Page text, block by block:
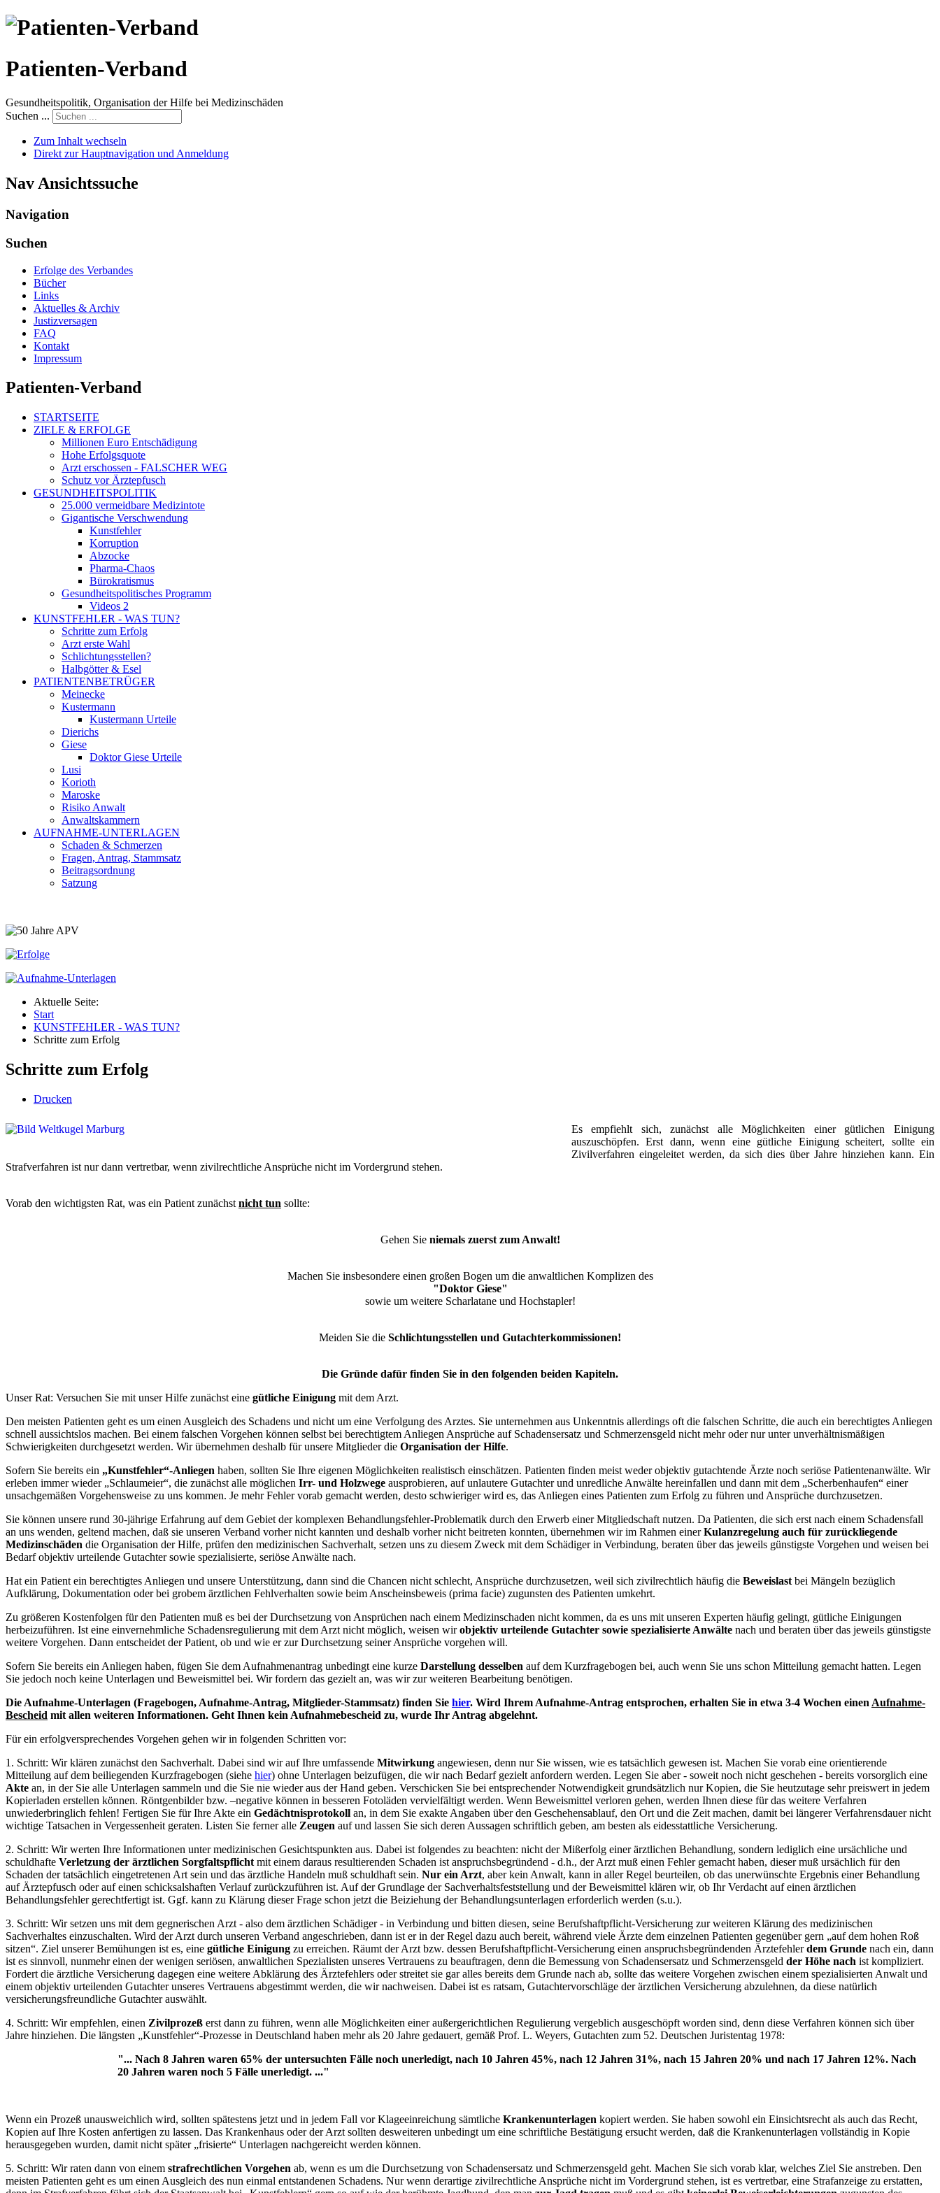
Patienten-Verband
Gesundheitspolitik, Organisation der Hilfe bei Medizinschäden
Suchen ...
Zum Inhalt wechseln
Direkt zur Hauptnavigation und Anmeldung
Nav Ansichtssuche
Navigation
Suchen
Erfolge des Verbandes
Bücher
Links
Aktuelles & Archiv
Justizversagen
FAQ
Kontakt
Impressum
Patienten-Verband
STARTSEITE
ZIELE & ERFOLGE
Millionen Euro Entschädigung
Hohe Erfolgsquote
Arzt erschossen - FALSCHER WEG
Schutz vor Ärztepfusch
GESUNDHEITSPOLITIK
25.000 vermeidbare Medizintote
Gigantische Verschwendung
Kunstfehler
Korruption
Abzocke
Pharma-Chaos
Bürokratismus
Gesundheitspolitisches Programm
Videos 2
KUNSTFEHLER - WAS TUN?
Schritte zum Erfolg
Arzt erste Wahl
Schlichtungsstellen?
Halbgötter & Esel
PATIENTENBETRÜGER
Meinecke
Kustermann
Kustermann Urteile
Dierichs
Giese
Doktor Giese Urteile
Lusi
Korioth
Maroske
Risiko Anwalt
Anwaltskammern
AUFNAHME-UNTERLAGEN
Schaden & Schmerzen
Fragen, Antrag, Stammsatz
Beitragsordnung
Satzung
Aktuelle Seite:
Start
KUNSTFEHLER - WAS TUN?
Schritte zum Erfolg
Schritte zum Erfolg
Drucken
Es empfiehlt sich, zunächst alle Möglichkeiten einer gütlichen Einigung
auszuschöpfen. Erst dann, wenn eine gütliche Einigung scheitert, sollte ein
Zivilverfahren eingeleitet werden, da sich dies über Jahre hinziehen kann. Ein
Strafverfahren ist nur dann vertretbar, wenn zivilrechtliche Ansprüche nicht im Vordergrund stehen.
Vorab den wichtigsten Rat, was ein Patient zunächst nicht tun sollte:
Gehen Sie niemals zuerst zum Anwalt!
Machen Sie insbesondere einen großen Bogen um die anwaltlichen Komplizen des
"Doktor Giese"
sowie um weitere Scharlatane und Hochstapler!
Meiden Sie die Schlichtungsstellen und Gutachterkommissionen!
Die Gründe dafür finden Sie in den folgenden beiden Kapiteln.
Unser Rat: Versuchen Sie mit unser Hilfe zunächst eine gütliche Einigung mit dem Arzt.
Den meisten Patienten geht es um einen Ausgleich des Schadens und nicht um eine Verfolgung des Arztes. Sie unternehmen aus Unkenntnis allerdings oft die falschen Schritte, die auch ein berechtigtes Anliegen
schnell aussichtslos machen. Bei einem falschen Vorgehen können selbst bei berechtigtem Anliegen Ansprüche auf Schadensersatz und Schmerzensgeld nicht mehr oder nur unter unverhältnismäßigen
Schwierigkeiten durchgesetzt werden. Wir übernehmen deshalb für unsere Mitglieder die Organisation der Hilfe.
Sofern Sie bereits ein „Kunstfehler“-Anliegen haben, sollten Sie Ihre eigenen Möglichkeiten realistisch einschätzen. Patienten finden meist weder objektiv gutachtende Ärzte noch seriöse Patientenanwälte. Wir
erleben immer wieder „Schlaumeier“, die zunächst alle möglichen Irr- und Holzwege ausprobieren, auf unlautere Gutachter und unredliche Anwälte hereinfallen und dann mit dem „Scherbenhaufen“ einer
unsachgemäßen Vorgehensweise zu uns kommen. Je mehr Fehler vorab gemacht werden, desto schwieriger wird es, das Anliegen eines Patienten zum Erfolg zu führen und Ansprüche durchzusetzen.
Sie können unsere rund 30-jährige Erfahrung auf dem Gebiet der komplexen Behandlungsfehler-Problematik durch den Erwerb einer Mitgliedschaft nutzen. Da Patienten, die sich erst nach einem Schadensfall
an uns wenden, geltend machen, daß sie unseren Verband vorher nicht kannten und deshalb vorher nicht beitreten konnten, übernehmen wir im Rahmen einerKulanzregelung auch für zurückliegende
Medizinschäden die Organisation der Hilfe, prüfen den medizinischen Sachverhalt, setzen uns zu diesem Zweck mit dem Schädiger in Verbindung, beraten über das jeweils günstigste Vorgehen und weisen bei
Bedarf objektiv urteilende Gutachter sowie spezialisierte, seriöse Anwälte nach.
Hat ein Patient ein berechtigtes Anliegen und unsere Unterstützung, dann sind die Chancen nicht schlecht, Ansprüche durchzusetzen, weil sich zivilrechtlich häufig die Beweislast bei Mängeln bezüglich
Aufklärung, Dokumentation oder bei grobem ärztlichen Fehlverhalten sowie beim Anscheinsbeweis (prima facie) zugunsten des Patienten umkehrt.
Zu größeren Kostenfolgen für den Patienten muß es bei der Durchsetzung von Ansprüchen nach einem Medizinschaden nicht kommen, da es uns mit unseren Experten häufig gelingt, gütliche Einigungen
herbeizuführen. Ist eine einvernehmliche Schadensregulierung mit dem Arzt nicht möglich, weisen wirobjektiv urteilende Gutachter sowie spezialisierte Anwälte nach und beraten über das jeweils günstigste
weitere Vorgehen. Dann entscheidet der Patient, ob und wie er zur Durchsetzung seiner Ansprüche vorgehen will.
Sofern Sie bereits ein Anliegen haben, fügen Sie dem Aufnahmenantrag unbedingt eine kurze Darstellung desselben auf dem Kurzfragebogen bei, auch wenn Sie uns schon Mitteilung gemacht hatten. Legen
Sie jedoch noch keine Unterlagen und Beweismittel bei. Wir fordern das gezielt an, was wir zur weiteren Bearbeitung benötigen.
Die Aufnahme-Unterlagen (Fragebogen, Aufnahme-Antrag, Mitglieder-Stammsatz) finden Sie hier. Wird Ihrem Aufnahme-Antrag entsprochen, erhalten Sie in etwa 3-4 Wochen einen Aufnahme-
Bescheid mit allen weiteren Informationen. Geht Ihnen kein Aufnahmebescheid zu, wurde Ihr Antrag abgelehnt.
Für ein erfolgversprechendes Vorgehen gehen wir in folgenden Schritten vor:
1. Schritt: Wir klären zunächst den Sachverhalt. Dabei sind wir auf Ihre umfassende Mitwirkung angewiesen, denn nur Sie wissen, wie es tatsächlich gewesen ist. Machen Sie vorab eine orientierende
Mitteilung auf dem beiliegenden Kurzfragebogen (siehe hier) ohne Unterlagen beizufügen, die wir nach Bedarf gezielt anfordern werden. Legen Sie aber - soweit noch nicht geschehen - bereits vorsorglich eine
Akte an, in der Sie alle Unterlagen sammeln und die Sie nie wieder aus der Hand geben. Verschicken Sie bei entsprechender Notwendigkeit grundsätzlich nur Kopien, die Sie heutzutage sehr preiswert in jedem
Kopierladen erstellen können. Röntgenbilder bzw. –negative können in besseren Fotoläden vervielfältigt werden. Wenn Beweismittel verloren gehen, werden Ihnen diese für das weitere Verfahren
unwiederbringlich fehlen! Fertigen Sie für Ihre Akte ein Gedächtnisprotokoll an, in dem Sie exakte Angaben über den Geschehensablauf, den Ort und die Zeit machen, damit bei längerer Verfahrensdauer nicht
wichtige Tatsachen in Vergessenheit geraten. Listen Sie ferner alle Zeugen auf und lassen Sie sich deren Aussagen schriftlich geben, am besten als eidesstattliche Versicherung.
2. Schritt: Wir werten Ihre Informationen unter medizinischen Gesichtspunkten aus. Dabei ist folgendes zu beachten: nicht der Mißerfolg einer ärztlichen Behandlung, sondern lediglich eine ursächliche und
schuldhafte Verletzung der ärztlichen Sorgfaltspflicht mit einem daraus resultierenden Schaden ist anspruchsbegründend - d.h., der Arzt muß einen Fehler gemacht haben, dieser muß ursächlich für den
Schaden der tatsächlich eingetretenen Art sein und das ärztliche Handeln muß schuldhaft sein. Nur ein Arzt, aber kein Anwalt, kann in aller Regel beurteilen, ob das unerwünschte Ergebnis einer Behandlung
auf Ärztepfusch oder auf einen schicksalshaften Verlauf zurückzuführen ist. Auf der Grundlage der Sachverhaltsfeststellung und der Beweismittel klären wir, ob Ihr Verdacht auf einen ärztlichen
Behandlungsfehler gerechtfertigt ist. Ggf. kann zu Klärung dieser Frage schon jetzt die Beiziehung der Behandlungsunterlagen erforderlich werden (s.u.).
3. Schritt: Wir setzen uns mit dem gegnerischen Arzt - also dem ärztlichen Schädiger - in Verbindung und bitten diesen, seine Berufshaftpflicht-Versicherung zur weiteren Klärung des medizinischen
Sachverhaltes einzuschalten. Wird der Arzt durch unseren Verband angeschrieben, dann ist er in der Regel dazu auch bereit, während viele Ärzte dem einzelnen Patienten gegenüber gern „auf dem hohen Roß
sitzen“. Ziel unserer Bemühungen ist es, eine gütliche Einigung zu erreichen. Räumt der Arzt bzw. dessen Berufshaftpflicht-Versicherung einen anspruchsbegründenden Ärztefehlerdem Grunde nach ein, dann
ist es sinnvoll, nunmehr einen der wenigen seriösen, anwaltlichen Spezialisten unseres Vertrauens zu beauftragen, denn die Bemessung von Schadensersatz und Schmerzensgeld der Höhe nach ist kompliziert.
Fordert die ärztliche Versicherung dagegen eine weitere Abklärung des Ärztefehlers oder streitet sie gar alles bereits dem Grunde nach ab, sollte das weitere Vorgehen zwischen einem spezialisierten Anwalt und
einem objektiv urteilenden Gutachter unseres Vertrauens abgestimmt werden, die wir nachweisen. Dabei ist es ratsam, Gutachtervorschläge der ärztlichen Versicherung abzulehnen, da diese natürlich
versicherungsfreundliche Gutachter auswählt.
4. Schritt: Wir empfehlen, einen Zivilprozeß erst dann zu führen, wenn alle Möglichkeiten einer außergerichtlichen Regulierung vergeblich ausgeschöpft worden sind, denn diese Verfahren können sich über
Jahre hinziehen. Die längsten „Kunstfehler“-Prozesse in Deutschland haben mehr als 20 Jahre gedauert, gemäß Prof. L. Weyers, Gutachten zum 52. Deutschen Juristentag 1978:
"... Nach 8 Jahren waren 65% der untersuchten Fälle noch unerledigt, nach 10 Jahren 45%, nach 12 Jahren 31%, nach 15 Jahren 20% und nach 17 Jahren 12%. Nach
20 Jahren waren noch 5 Fälle unerledigt. ..."
Wenn ein Prozeß unausweichlich wird, sollten spätestens jetzt und in jedem Fall vor Klageeinreichung sämtliche Krankenunterlagen kopiert werden. Sie haben sowohl ein Einsichtsrecht als auch das Recht,
Kopien auf Ihre Kosten anfertigen zu lassen. Das Krankenhaus oder der Arzt sollten desweiteren unbedingt um eine schriftliche Bestätigung ersucht werden, daß die Krankenunterlagen vollständig in Kopie
herausgegeben wurden, damit nicht später „frisierte“ Unterlagen nachgereicht werden können.
5. Schritt: Wir raten dann von einem strafrechtlichen Vorgehen ab, wenn es um die Durchsetzung von Schadensersatz und Schmerzensgeld geht. Machen Sie sich vorab klar, welches Ziel Sie anstreben. Den
meisten Patienten geht es um einen Ausgleich des nun einmal entstandenen Schadens. Nur wenn derartige zivilrechtliche Ansprüche nicht im Vordergrund stehen, ist es vertretbar, eine Strafanzeige zu erstatten,